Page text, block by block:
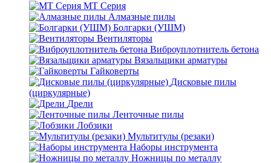
MT Серия
Алмазные пилы
Болгарки (УШМ)
Вентиляторы
Виброуплотнитель бетона
Вязальщики арматуры
Гайковерты
Дисковые пилы
(циркулярные)
Дрели
Ленточные пилы
Лобзики
Мультитулы (резаки)
Наборы инструмента
Ножницы по металлу